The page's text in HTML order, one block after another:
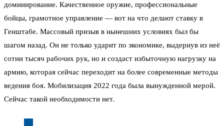
доминирование. Качественное оружие, профессиональные
бойцы, грамотное управление — вот на что делают ставку в
Генштабе. Массовый призыв в нынешних условиях был бы
шагом назад. Он не только ударит по экономике, выдернув из неё
сотни тысяч рабочих рук, но и создаст избыточную нагрузку на
армию, которая сейчас переходит на более современные методы
ведения боя. Мобилизация 2022 года была вынужденной мерой.
Сейчас такой необходимости нет.